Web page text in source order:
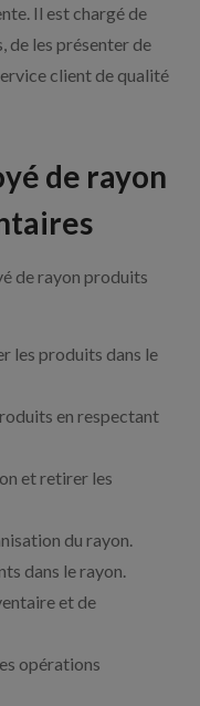
Il est chargé de
de les présenter de
client de qualité
de rayon
de rayon produits
les produits dans le
en respectant
et retirer les
du rayon.
dans le rayon.
et de
opérations